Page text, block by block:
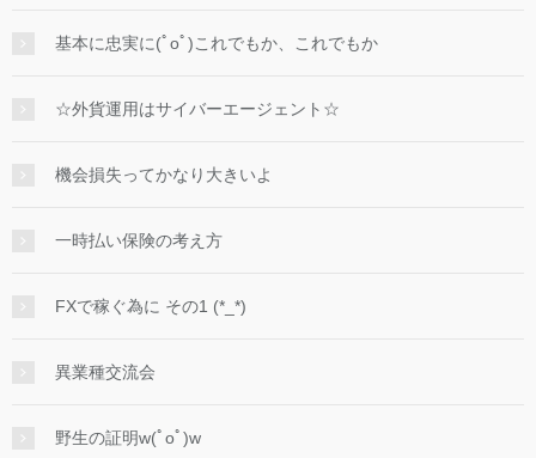
基本に忠実に(ﾟoﾟ)これでもか、これでもか
☆外貨運用はサイバーエージェント☆
機会損失ってかなり大きいよ
一時払い保険の考え方
FXで稼ぐ為に その1 (*_*)
異業種交流会
野生の証明w(ﾟoﾟ)w